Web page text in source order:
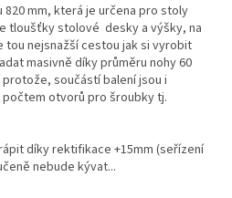
mm, která je určena pro stoly
tloušťky stolové desky a výšky, na
nejsnažší cestou jak si vyrobit
masivně díky průměru nohy 60
součástí balení jsou i
otvorů pro šroubky tj.
díky rektifikace +15mm (seřízení
nebude kývat...